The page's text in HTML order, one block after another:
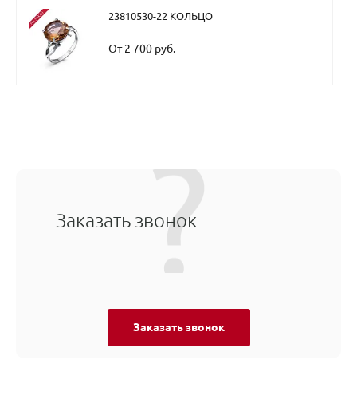
23810530-22 КОЛЬЦО
От 2 700 руб.
Заказать звонок
Заказать звонок